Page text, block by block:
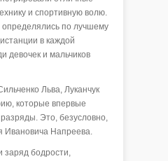
и спортивную волю.
по лучшему
в каждой
девочек и мальчиков
Льва, Луканчук
которые впервые
Это, безусловно,
Ивановича Напреева.
заряд бодрости,